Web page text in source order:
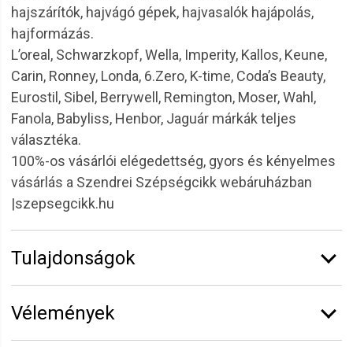
hajszárítók, hajvágó gépek, hajvasalók hajápolás,
hajformázás.
L’oreal, Schwarzkopf, Wella, Imperity, Kallos, Keune,
Carin, Ronney, Londa, 6.Zero, K-time, Coda’s Beauty,
Eurostil, Sibel, Berrywell, Remington, Moser, Wahl,
Fanola, Babyliss, Henbor, Jaguár márkák teljes
választéka.
100%-os vásárlói elégedettség, gyors és kényelmes
vásárlás a Szendrei Szépségcikk webáruházban
|szepsegcikk.hu
Tulajdonságok
Kiszerelés:
Termékcsalád:
Matirya
Vélemények